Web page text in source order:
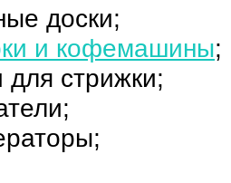
доски;
и кофемашины;
стрижки;